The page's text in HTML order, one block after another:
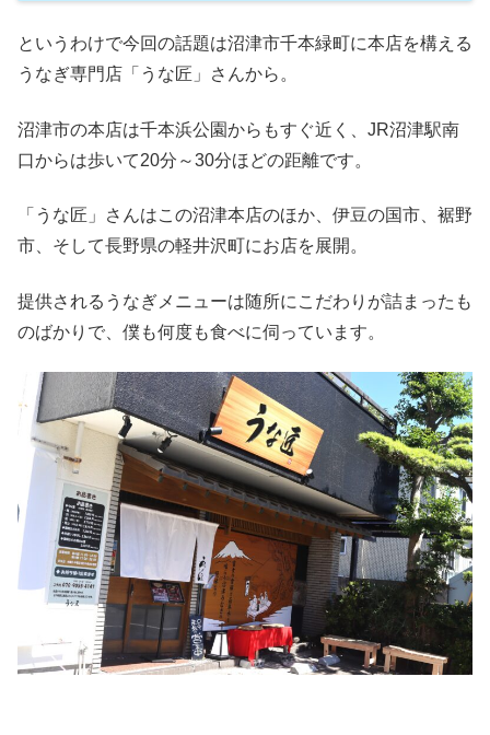
というわけで今回の話題は沼津市千本緑町に本店を構える
うなぎ専門店「うな匠」さんから。
沼津市の本店は千本浜公園からもすぐ近く、JR沼津駅南
口からは歩いて20分～30分ほどの距離です。
「うな匠」さんはこの沼津本店のほか、伊豆の国市、裾野
市、そして長野県の軽井沢町にお店を展開。
提供されるうなぎメニューは随所にこだわりが詰まったも
のばかりで、僕も何度も食べに伺っています。